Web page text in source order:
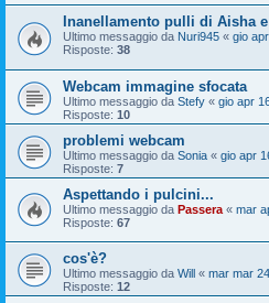
Inanellamento pulli di Aisha
Ultimo messaggio da Nuri945 « gio
Risposte: 38
Webcam immagine sfocata
Ultimo messaggio da Stefy « gio apr
Risposte: 10
problemi webcam
Ultimo messaggio da Sonia « gio apr
Risposte: 7
Aspettando i pulcini...
Ultimo messaggio da Passera « mar
Risposte: 67
cos'è?
Ultimo messaggio da Will « mar mar
Risposte: 12